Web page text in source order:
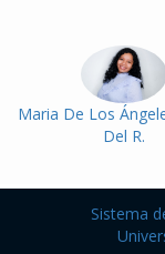
Maria De Los
Del R.
Sistema